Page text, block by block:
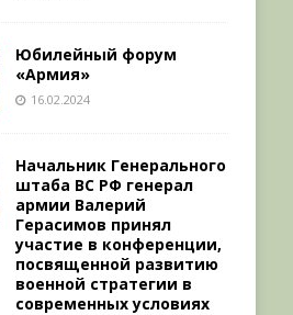
Юбилейный форум
«Армия»
16.02.2024
Начальник Генерального
штаба ВС РФ генерал
армии Валерий
Герасимов принял
участие в конференции,
посвященной развитию
военной стратегии в
современных условиях